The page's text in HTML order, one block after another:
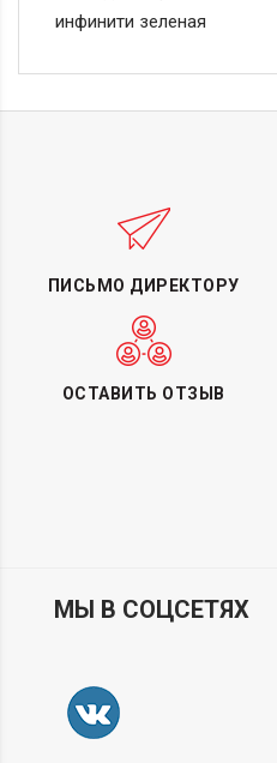
инфинити зеленая
ПИСЬМО ДИРЕКТОРУ
ОСТАВИТЬ ОТЗЫВ
МЫ В СОЦСЕТЯХ